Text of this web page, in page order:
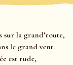
sur la grand’route,
le grand vent.
est rude,